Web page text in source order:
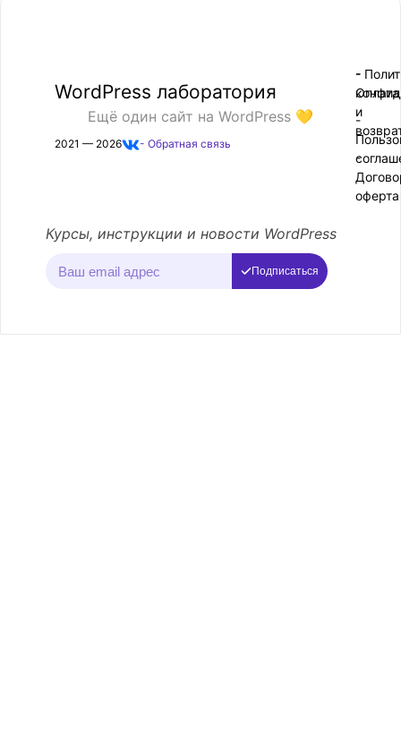
WordPress лаборатория
Ещё один сайт на WordPress 💛
2021 — 2026 - Обратная связь
-
-
-
Оплата
и
-
оферта
Курсы, инструкции и новости WordPress
Подписаться